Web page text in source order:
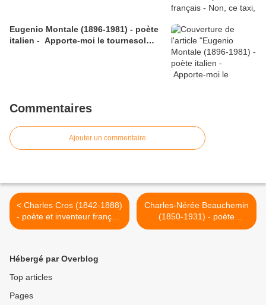
Eugenio Montale (1896-1981) - poète
italien - Apporte-moi le tournesol…
Commentaires
Ajouter un commentaire
< Charles Cros (1842-1888)
- poète et inventeur français
- Ma pensée est un perce
Charles-Nérée Beauchemin
(1850-1931) - poète
québécois. - Perce neige >
Hébergé par Overblog
Top articles
Pages